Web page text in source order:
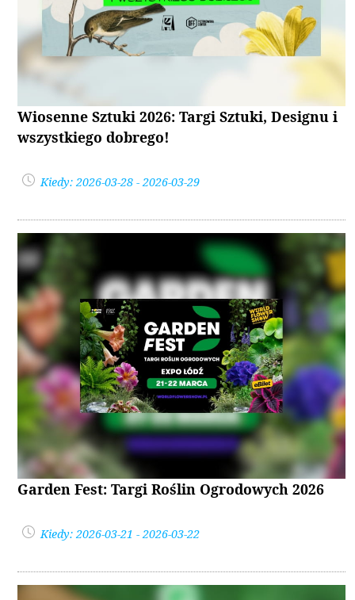
Wiosenne Sztuki 2026: Targi Sztuki, Designu i
wszystkiego dobrego!
Kiedy: 2026-03-28 - 2026-03-29
Garden Fest: Targi Roślin Ogrodowych 2026
Kiedy: 2026-03-21 - 2026-03-22